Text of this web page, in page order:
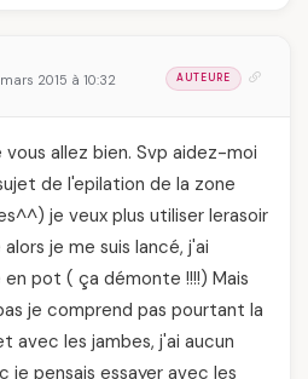
mars 2015 à 10:32 AUTEURE
vous allez bien. Svp aidez-moi
de l'epilation de la zone
je veux plus utiliser lerasoir
je me suis lancé, j'ai
pot ( ça démonte !!!!) Mais
je comprend pas pourtant la
avec les jambes, j'ai aucun
je pensais essayer avec les